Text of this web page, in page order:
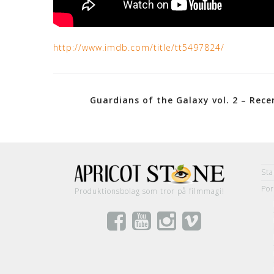
http://www.imdb.com/title/tt5497824/
Post
Guardians of the Galaxy vol. 2 –
Produktionsbolag som tror på filmmagi!